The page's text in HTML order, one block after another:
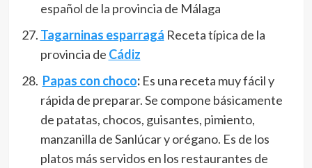
español de la provincia de Málaga
Tagarninas esparragá Receta típica de la
provincia de Cádiz
Papas con choco:Es una receta muy fácil y
rápida de preparar. Se compone básicamente
de patatas, chocos, guisantes, pimiento,
manzanilla de Sanlúcar y orégano. Es de los
platos más servidos en los restaurantes de